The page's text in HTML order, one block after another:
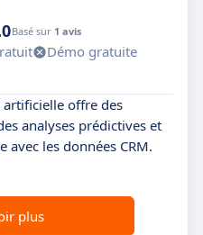
Basé sur 1 avis
Démo gratuite
offre des
analyses prédictives et
les données CRM.
plus